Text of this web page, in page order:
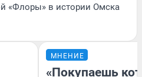
«Флоры» в истории Омска
МНЕНИЕ
«Покупаешь